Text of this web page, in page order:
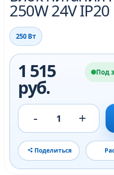
250W 24V IP20
250 Вт
1 515
руб.
Под
- 1 +
Поделиться